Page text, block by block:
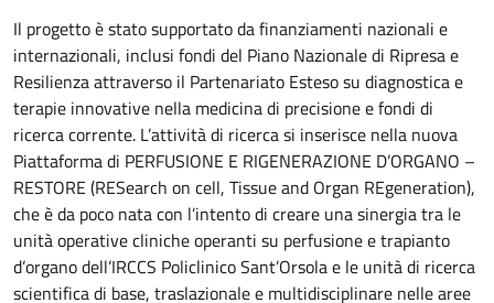
Il progetto è stato supportato da finanziamenti nazionali e
internazionali, inclusi fondi del Piano Nazionale di Ripresa e
Resilienza attraverso il Partenariato Esteso su diagnostica e
terapie innovative nella medicina di precisione e fondi di
ricerca corrente. L’attività di ricerca si inserisce nella nuova
Piattaforma di PERFUSIONE E RIGENERAZIONE D’ORGANO –
RESTORE (RESearch on cell, Tissue and Organ REgeneration),
che è da poco nata con l’intento di creare una sinergia tra le
unità operative cliniche operanti su perfusione e trapianto
d’organo dell’IRCCS Policlinico Sant’Orsola e le unità di ricerca
scientifica di base, traslazionale e multidisciplinare nelle aree